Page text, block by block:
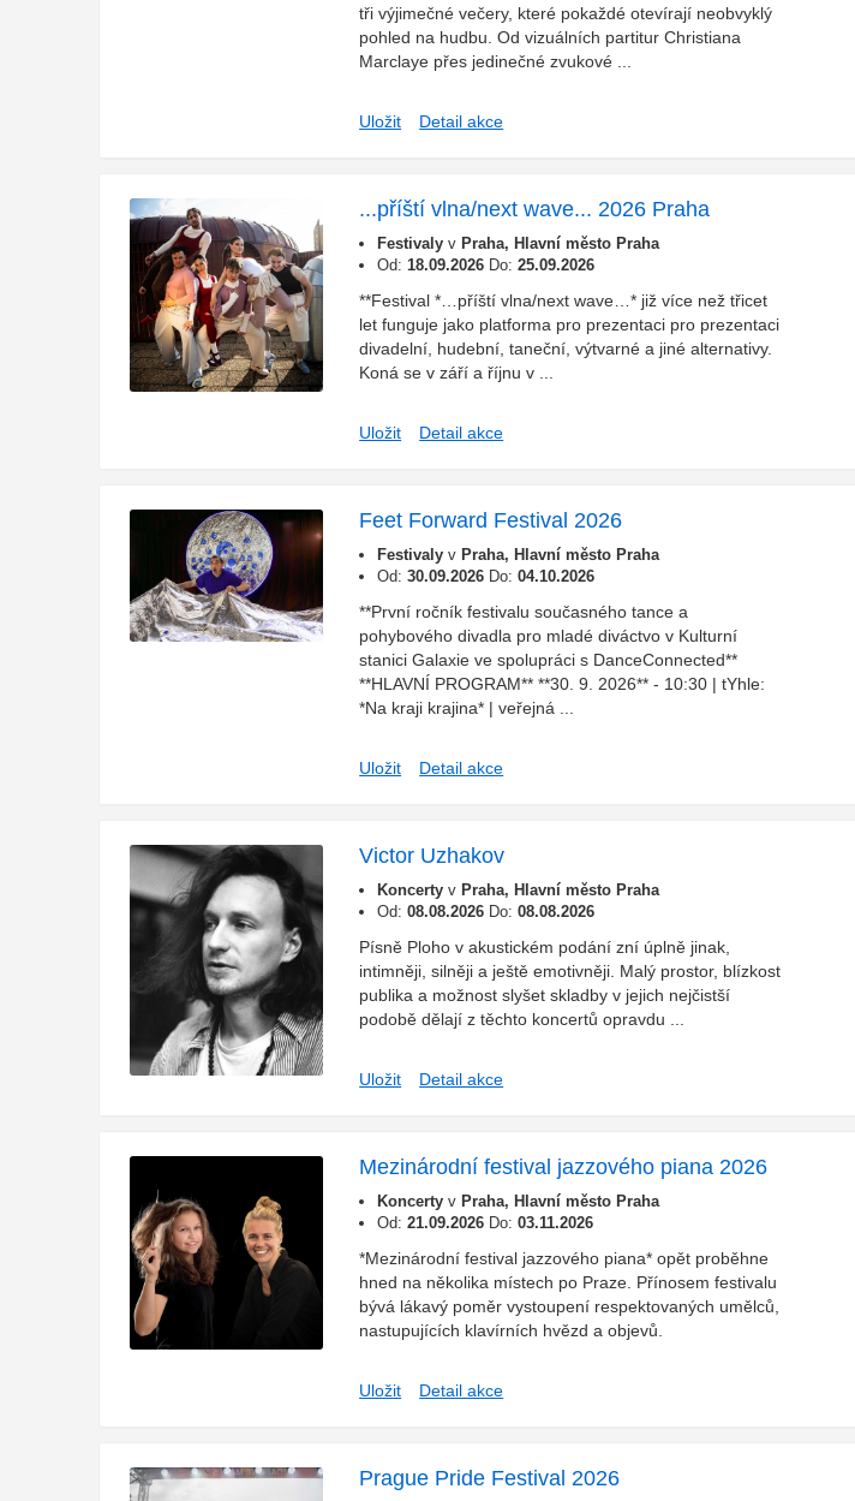
tři výjimečné večery, které pokaždé otevírají neobvyklý
pohled na hudbu. Od vizuálních partitur Christiana
Marclaye přes jedinečné zvukové ...
Uložit Detail akce
...příští vlna/next wave... 2026 Praha
Festivaly v Praha, Hlavní město Praha
Od:18.09.2026 Do:25.09.2026
**Festival *…příští vlna/next wave…* již více než třicet
let funguje jako platforma pro prezentaci pro prezentaci
divadelní, hudební, taneční, výtvarné a jiné alternativy.
Koná se v září a říjnu v ...
Uložit Detail akce
Feet Forward Festival 2026
Festivaly v Praha, Hlavní město Praha
Od:30.09.2026 Do:04.10.2026
**První ročník festivalu současného tance a
pohybového divadla pro mladé diváctvo v Kulturní
stanici Galaxie ve spolupráci s DanceConnected**
**HLAVNÍ PROGRAM** **30. 9. 2026** - 10:30 | tYhle:
*Na kraji krajina* | veřejná ...
Uložit Detail akce
Victor Uzhakov
Koncerty v Praha, Hlavní město Praha
Od:08.08.2026 Do:08.08.2026
Písně Ploho v akustickém podání zní úplně jinak,
intimněji, silněji a ještě emotivněji. Malý prostor, blízkost
publika a možnost slyšet skladby v jejich nejčistší
podobě dělají z těchto koncertů opravdu ...
Uložit Detail akce
Mezinárodní festival jazzového piana 2026
Koncerty v Praha, Hlavní město Praha
Od:21.09.2026 Do:03.11.2026
*Mezinárodní festival jazzového piana* opět proběhne
hned na několika místech po Praze. Přínosem festivalu
bývá lákavý poměr vystoupení respektovaných umělců,
nastupujících klavírních hvězd a objevů.
Uložit Detail akce
Prague Pride Festival 2026